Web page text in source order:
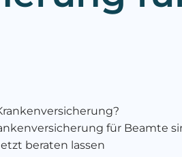
für Beamte
beraten lassen